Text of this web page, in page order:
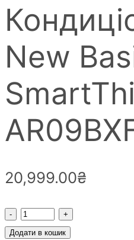
New
20,999.00₴
Кондиціонер
New
Додати в кошик